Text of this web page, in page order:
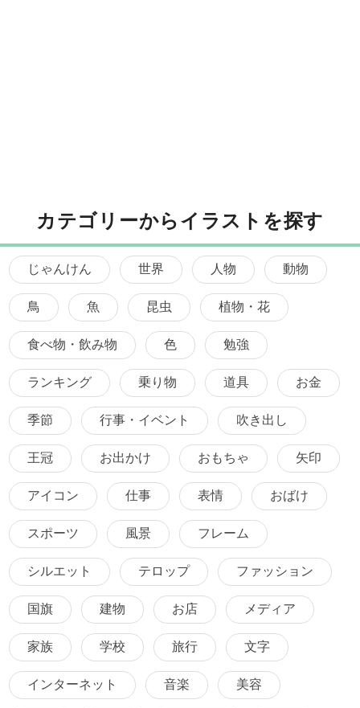
カテゴリーからイラストを探す
じゃんけん 世界 人物 動物
鳥 魚 昆虫 植物・花
食べ物・飲み物 色 勉強
ランキング 乗り物 道具 お金
季節 行事・イベント 吹き出し
王冠 お出かけ おもちゃ 矢印
アイコン 仕事 表情 おばけ
スポーツ 風景 フレーム
シルエット テロップ ファッション
国旗 建物 お店 メディア
家族 学校 旅行 文字
インターネット 音楽 美容